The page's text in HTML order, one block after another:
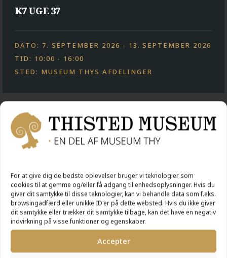
For at give dig de bedste oplevelser bruger vi teknologier som
cookies til at gemme og/eller få adgang til enhedsoplysninger. Hvis du
giver dit samtykke til disse teknologier, kan vi behandle data som f.eks.
browsingadfærd eller unikke ID'er på dette websted. Hvis du ikke giver
dit samtykke eller trækker dit samtykke tilbage, kan det have en negativ
indvirkning på visse funktioner og egenskaber.
Accepter
K7 UGE 37
DATO: 7. SEPTEMBER 2026 - 13. SEPTEMBER 2026
TID: 10:00 - 16:00
STED: MUSEUM THYS AFDELINGER
AKTIVITETER